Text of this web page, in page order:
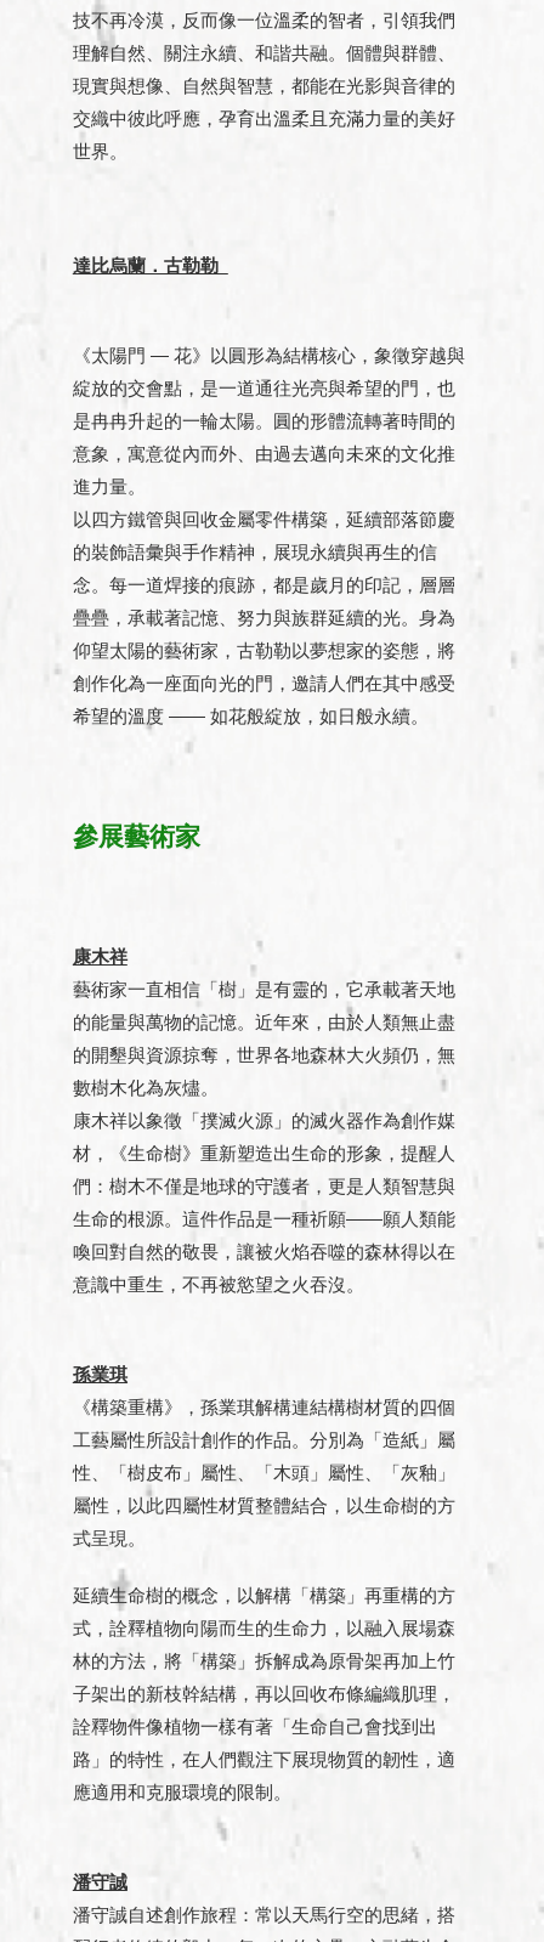
技不再冷漠，反而像一位溫柔的智者，引領我們
理解自然、關注永續、和諧共融。個體與群體、
現實與想像、自然與智慧，都能在光影與音律的
交織中彼此呼應，孕育出溫柔且充滿力量的美好
世界。
達比烏蘭．古勒勒
《太陽門 — 花》以圓形為結構核心，象徵穿越與
綻放的交會點，是一道通往光亮與希望的門，也
是冉冉升起的一輪太陽。圓的形體流轉著時間的
意象，寓意從內而外、由過去邁向未來的文化推
進力量。
以四方鐵管與回收金屬零件構築，延續部落節慶
的裝飾語彙與手作精神，展現永續與再生的信
念。每一道焊接的痕跡，都是歲月的印記，層層
疊疊，承載著記憶、努力與族群延續的光。身為
仰望太陽的藝術家，古勒勒以夢想家的姿態，將
創作化為一座面向光的門，邀請人們在其中感受
希望的溫度 —— 如花般綻放，如日般永續。
參展藝術家
康木祥
藝術家一直相信「樹」是有靈的，它承載著天地
的能量與萬物的記憶。近年來，由於人類無止盡
的開墾與資源掠奪，世界各地森林大火頻仍，無
數樹木化為灰燼。
康木祥以象徵「撲滅火源」的滅火器作為創作媒
材，《生命樹》重新塑造出生命的形象，提醒人
們：樹木不僅是地球的守護者，更是人類智慧與
生命的根源。這件作品是一種祈願——願人類能
喚回對自然的敬畏，讓被火焰吞噬的森林得以在
意識中重生，不再被慾望之火吞沒。
孫業琪
《構築重構》，孫業琪解構連結構樹材質的四個
工藝屬性所設計創作的作品。分別為「造紙」屬
性、「樹皮布」屬性、「木頭」屬性、「灰釉」
屬性，以此四屬性材質整體結合，以生命樹的方
式呈現。
延續生命樹的概念，以解構「構築」再重構的方
式，詮釋植物向陽而生的生命力，以融入展場森
林的方法，將「構築」拆解成為原骨架再加上竹
子架出的新枝幹結構，再以回收布條編織肌理，
詮釋物件像植物一樣有著「生命自己會找到出
路」的特性，在人們觀注下展現物質的韌性，適
應適用和克服環境的限制。
潘守誠
潘守誠自述創作旅程：常以天馬行空的思緒，搭